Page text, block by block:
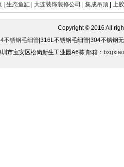
生态鱼缸| 大连装饰装修公司 集成吊顶| 上
Copyright © 2016 All
不锈钢毛细管|316L不锈钢毛细管|304不锈钢
市宝安区松岗新生工业园A6栋 邮箱：